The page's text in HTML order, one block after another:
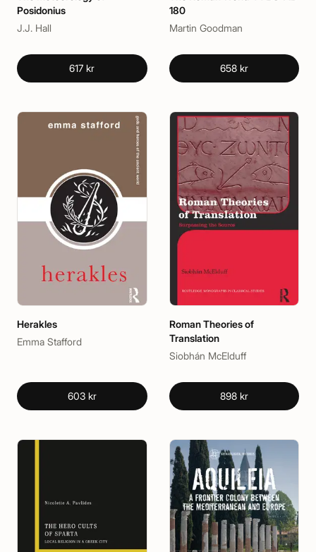
Posidonius
J.J. Hall
617 kr
180
Martin Goodman
658 kr
Herakles
Emma Stafford
603 kr
Roman Theories of
Translation
Siobhán McElduff
898 kr